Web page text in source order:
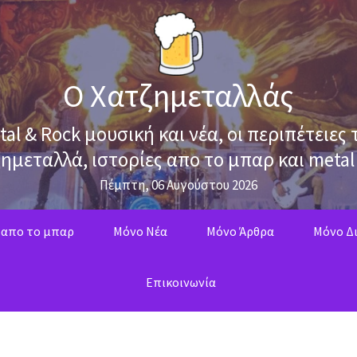
Ο Χατζημεταλλάς
& Rock μουσική και νέα, οι περιπέτειες
ιστορίες απο το μπαρ και
Πέμπτη, 06 Αυγούστου 2026
απο το μπαρ Mόνο Νέα Mόνο Άρθρα Μόνο
Επικοινωνία
χρόνος χωρίς τον Πρίγκιπα του Σκότους